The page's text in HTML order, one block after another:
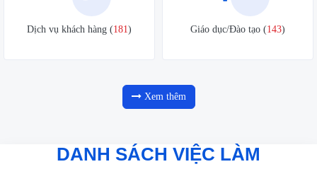
Dịch vụ khách hàng (181) Giáo dục/Đào tạo (143)
Xem thêm
DANH SÁCH VIỆC LÀM